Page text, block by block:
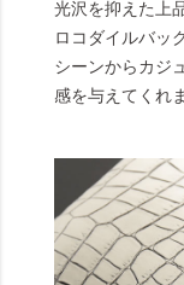
光沢を抑えた上
ロコダイルバッ
シーンからカジ
感を与えてくれ